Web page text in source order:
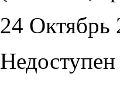
24 Октябрь